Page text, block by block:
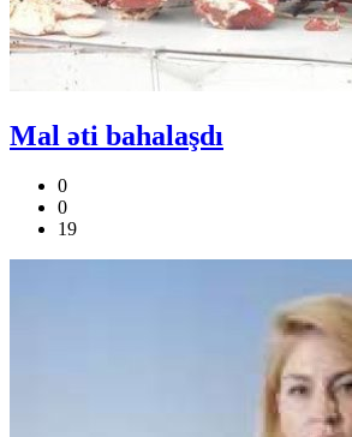
Mal əti bahalaşdı
0
0
19